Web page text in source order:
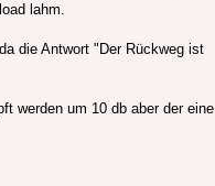
lahm.
die Antwort "Der Rückweg ist
werden um 10 db aber der eine